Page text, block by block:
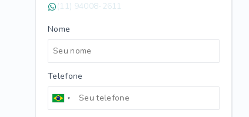
(11) 94008-2611
Nome
Telefone